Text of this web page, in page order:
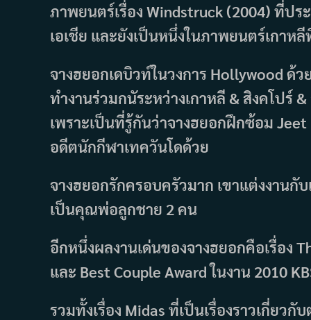
ภาพยนตร์เรื่อง Windstruck (2004) ที่ป
เอเชีย และยังเป็นหนึ่งในภาพยนตร์เกา
จางฮยอกเดบิวท์ในวงการ Hollywood ด้ว
ทำงานร่วมกนัระหว่างเกาหลี & สิงคโปร์
เพราะเป็นที่รู้กันว่าจางฮยอกฝึกซ้อม Jeet
อดีตนักกีฬาเทควันโดด้วย
จางฮยอกรักครอบครัวมาก เขาแต่งงาน
เป็นคุณพ่อลูกชาย 2 คน
อีกหนึ่งผลงานเด่นของจางฮยอกคือเรื่อง
และ Best Couple Award ในงาน 2010
รวมทั้งเรื่อง Midas ที่เป็นเรื่องราวเกี่ยว